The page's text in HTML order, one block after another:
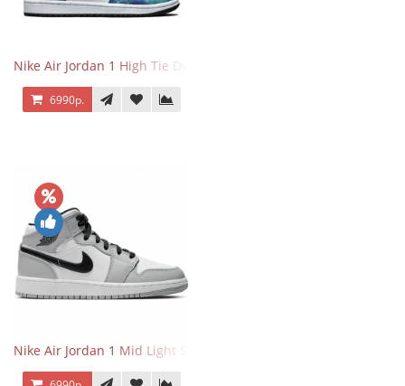
Nike Air Jordan 1 High Tie Dye
6990р.
Nike Air Jordan 1 Mid Light Smoke Grey